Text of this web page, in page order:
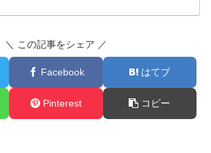
＼ この記事をシェア ／
Facebook はてブ
Pinterest コピー